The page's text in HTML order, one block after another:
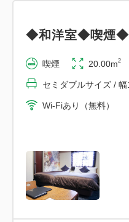
◆和洋室◆喫煙◆
喫煙 20.00m2
セミダブルサイズ /
Wi-Fiあり（無料）